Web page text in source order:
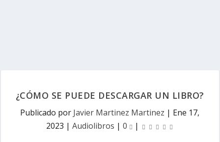
¿CÓMO SE PUEDE DESCARGAR UN LIBRO?
Publicado por Javier Martinez Martinez | Ene 17,
2023 |Audiolibros |0 |